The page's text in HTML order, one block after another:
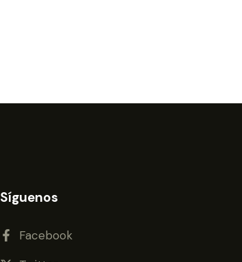
Síguenos
Facebook